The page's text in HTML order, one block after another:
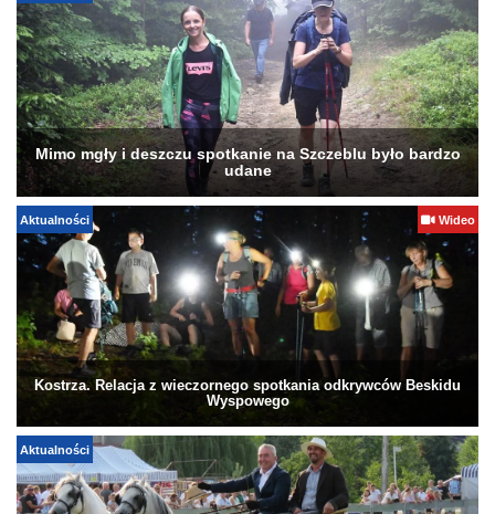
Mimo mgły i deszczu spotkanie na Szczeblu było bardzo
udane
Aktualności Wideo
Kostrza. Relacja z wieczornego spotkania odkrywców Beskidu
Wyspowego
Aktualności